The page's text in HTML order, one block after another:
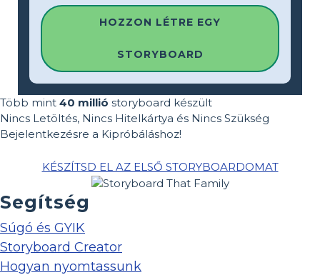
HOZZON LÉTRE EGY
STORYBOARD
Több mint 40 millió storyboard készült
Nincs Letöltés, Nincs Hitelkártya és Nincs Szükség
Bejelentkezésre a Kipróbáláshoz!
KÉSZÍTSD EL AZ ELSŐ STORYBOARDOMAT
Segítség
Súgó és GYIK
Storyboard Creator
Hogyan nyomtassunk